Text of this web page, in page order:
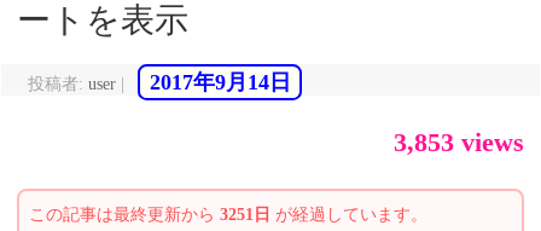
ートを表示
投稿者: user 2017年9月14日
3,853 views
この記事は最終更新から 3251日 が経過しています。